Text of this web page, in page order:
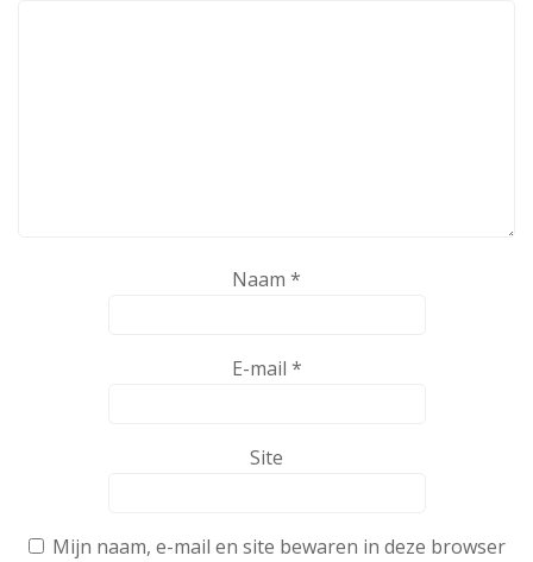
Naam *
E-mail *
Site
Mijn naam, e-mail en site bewaren in deze browser